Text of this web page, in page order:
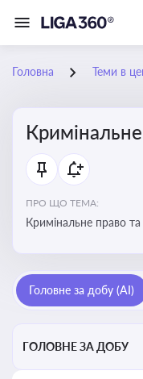
Головна Теми в
ПРО ЩО ТЕМА:
Кримінальне право
Головне за добу (AI)
ГОЛОВНЕ ЗА ДОБУ